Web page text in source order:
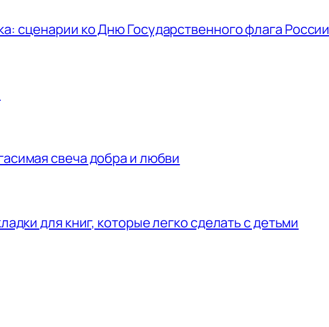
сценарии ко Дню Государственного флага
свеча добра и любви
для книг, которые легко сделать с детьми